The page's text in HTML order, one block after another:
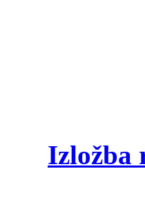
Izložba